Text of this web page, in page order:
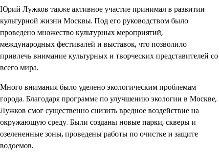
Юрий Лужков также активное участие принимал в развитии
культурной жизни Москвы. Под его руководством было
проведено множество культурных мероприятий,
международных фестивалей и выставок, что позволило
привлечь внимание культурных и творческих представителей со
всего мира.
Много внимания было уделено экологическим проблемам
города. Благодаря программе по улучшению экологии в Москве,
Лужков смог существенно снизить вредное воздействие на
окружающую среду. Были созданы новые парки, скверы и
озелененные зоны, проведены работы по очистке и защите
водоемов.